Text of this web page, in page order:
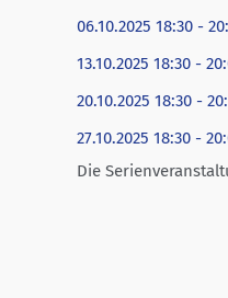
06.10.2025 18:30 -
13.10.2025 18:30 -
20.10.2025 18:30 -
27.10.2025 18:30 -
Die